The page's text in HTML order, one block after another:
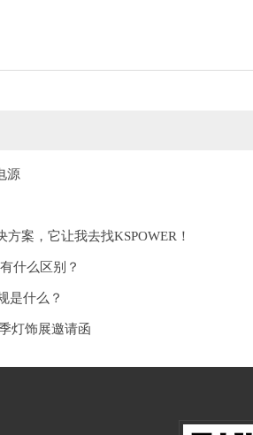
源
案，它让我去找KSPOWER！
什么区别？
是什么？
灯饰展邀请函